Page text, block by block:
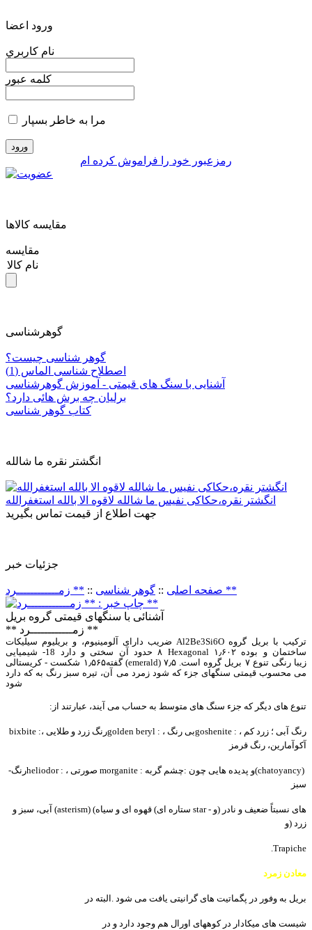
ورود اعضا
نام کاربري
کلمه عبور
مرا به خاطر بسپار
رمزعبور خود را فراموش کرده ام
مقايسه کالاها
مقایسه
نام کالا
گوهرشناسی
گوهر شناسی چیست؟
اصطلاح شناسی الماس (1)
آشنایی با سنگ های قیمتی - آموزش گوهرشناسی
برلیان چه برش هائی دارد؟
کتاب گوهر شناسی
انگشتر نقره ما شالله
انگشتر نقره،حکاکی نفیس ما شالله لاقوه الا بالله استغفرالله
جهت اطلاع از قیمت تماس بگیرید
جزئيات خبر
صفحه اصلی :: گوهر شناسی :: ** زمــــــــــــرد **
آشنائی با سنگهای قیمتی گروه بریل
** زمــــــــــــرد **
سیلیکات بریلیوم و آلومینیوم، دارای ضریب Al2Be3Si6O گروه بریل با ترکیب
شیمیایی -18 دارد و سختی آن حدود ٨ Hexagonal ١٫۶ ٠٢ بوده و ساختمان
کریستالی-شکست ١٫۵۶۵گفته(emerald) ٧٫۵ است. گروه بریل ٧ تنوع رنگی زیبا
دارد که به رنگ سبز تیره آن، زمرد می شود که جزء سنگھای قیمتی محسوب می
شود
تنوع ھای دیگر که جزء سنگ ھای متوسط به حساب می آیند، عبارتند از :
رنگ آبی ؛ زرد کم ، goshenite :بی رنگ ، golden beryl :رنگ زرد و طلایی ،bixbite :
آکوآمارین، رنگ قرمز
(chatoyancy)و پدیده ھایی چون :چشم گربه morganite : صورتی ، heliodor :رنگ-
سبز
ھای نسبتاً ضعیف و نادر )و star - ستاره ای( قھوه ای و سیاه(asterism) ( آبی، سبز و
زرد )و
.Trapiche
معادن زمرد
بریل به وفور در پگماتیت ھای گرانیتی یافت می شود البته در
شیست ھای میکادار در کوھھای اورال ھم وجود دارد و در